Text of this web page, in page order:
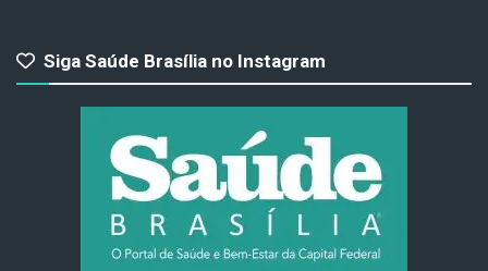
Siga Saúde Brasília no Instagram